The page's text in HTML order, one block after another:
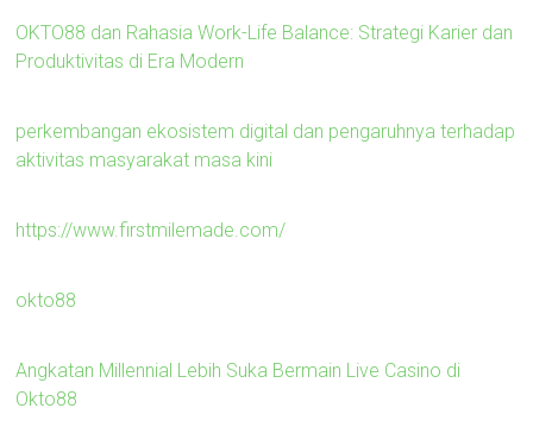
OKTO88 dan Rahasia Work-Life Balance: Strategi Karier dan
Produktivitas di Era Modern
perkembangan ekosistem digital dan pengaruhnya terhadap
aktivitas masyarakat masa kini
https://www.firstmilemade.com/
okto88
Angkatan Millennial Lebih Suka Bermain Live Casino di
Okto88